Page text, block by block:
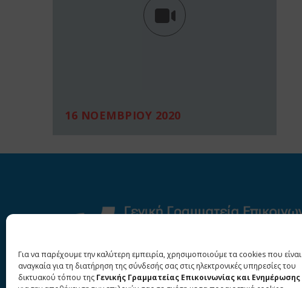
Για να παρέχουμε την καλύτερη εμπειρία, χρησιμοποιούμε τα cookies που είναι
αναγκαία για τη διατήρηση της σύνδεσής σας στις ηλεκτρονικές υπηρεσίες του
δικτυακού τόπου της Γενικής Γραμματείας Επικοινωνίας και Ενημέρωσης
16 ΝΟΕΜΒΡΙΟΥ 2020